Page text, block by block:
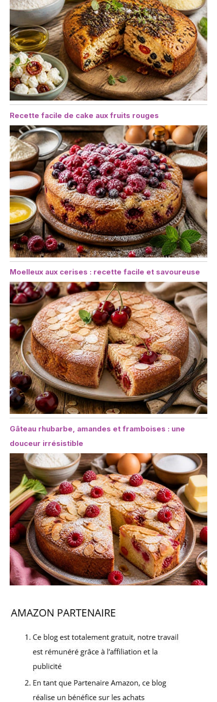
Recette facile de cake aux fruits rouges
Moelleux aux cerises : recette facile et savoureuse
Gâteau rhubarbe, amandes et framboises : une
douceur irrésistible